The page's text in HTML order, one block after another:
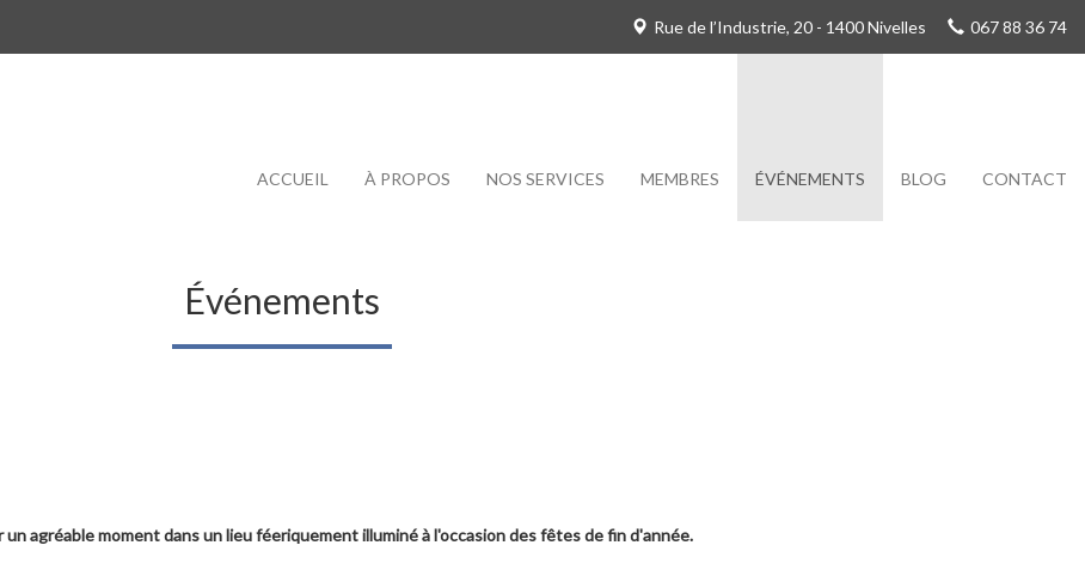
Rue de l’Industrie, 20 - 1400 Nivelles 067 88 36 74
ACCUEIL À PROPOS NOS SERVICES MEMBRES ÉVÉNEMENTS BLOG CONTACT
Événements
agréable moment dans un lieu féeriquement illuminé à l'occasion des fêtes de fin d'année.